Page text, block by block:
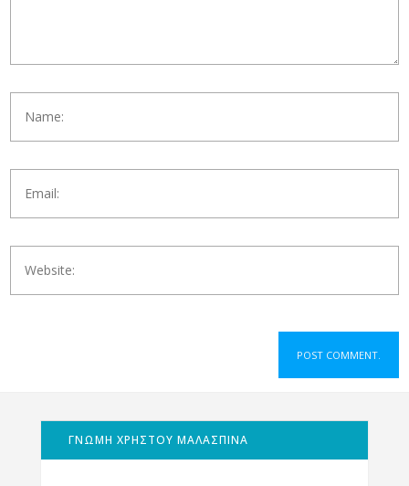
ΓΝΩΜΗ ΧΡΗΣΤΟΥ ΜΑΛΑΣΠΙΝΑ